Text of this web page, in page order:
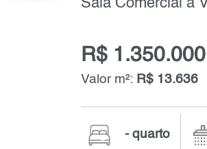
R$
Valor m²: R$ 13.636
- quarto